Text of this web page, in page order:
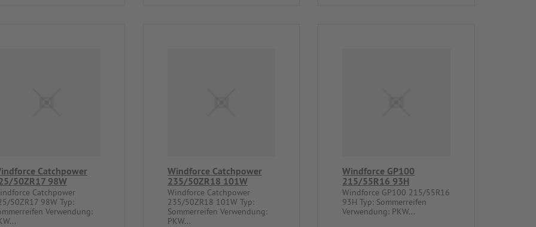
Catchpower
50ZR17 98W
Catchpower
50ZR17 98W Typ:
Verwendung:
Windforce Catchpower
235/50ZR18 101W
Windforce Catchpower
235/50ZR18 101W Typ:
Sommerreifen Verwendung:
PKW...
Windforce GP100
215/55R16 93H
Windforce GP100 215/55R16
93H Typ: Sommerreifen
Verwendung: PKW...